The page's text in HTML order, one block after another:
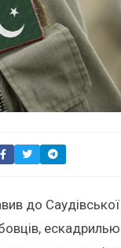
до
ескадрилью